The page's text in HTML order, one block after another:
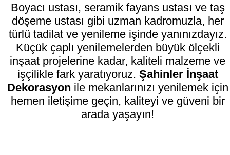
Boyacı ustası, seramik fayans ustası ve taş
döşeme ustası gibi uzman kadromuzla, her
türlü tadilat ve yenileme işinde yanınızdayız.
Küçük çaplı yenilemelerden büyük ölçekli
inşaat projelerine kadar, kaliteli malzeme ve
işçilikle fark yaratıyoruz. Şahinler İnşaat
Dekorasyon ile mekanlarınızı yenilemek için
hemen iletişime geçin, kaliteyi ve güveni bir
arada yaşayın!